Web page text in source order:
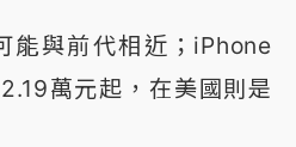
能與前代相近；iPhone
萬元起，在美國則是